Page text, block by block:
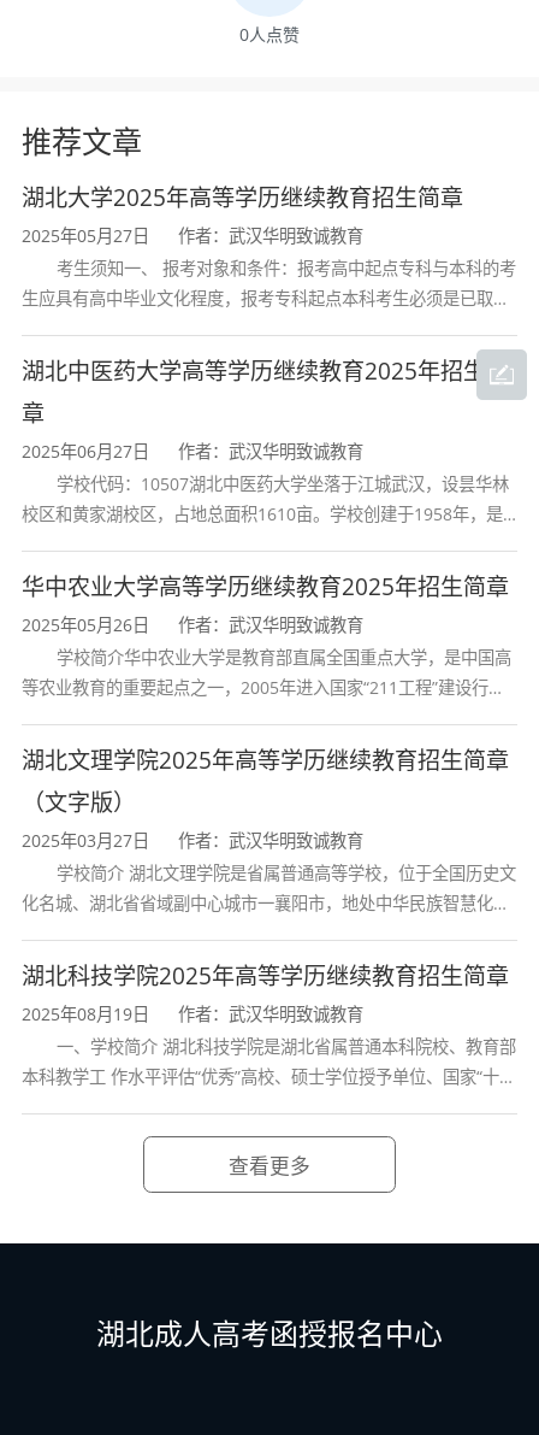
0人点赞
推荐文章
湖北大学2025年高等学历继续教育招生简章
2025年05月27日
作者：武汉华明致诚教育
考生须知一、 报考对象和条件：报考高中起点专科与本科的考
生应具有高中毕业文化程度，报考专科起点本科考生必须是已取得
构颁发的大学专科毕业证书的人
湖北中医药大学高等学历继续教育2025年招生简
章
2025年06月27日
作者：武汉华明致诚教育
学校代码：10507湖北中医药大学坐落于江城武汉，设昙华林
校区和黄家湖校区，占地总面积1610亩。学校创建于1958年，是
育和最早开办中医研究
华中农业大学高等学历继续教育2025年招生简章
2025年05月26日
作者：武汉华明致诚教育
学校简介华中农业大学是教育部直属全国重点大学，是中国高
等农业教育的重要起点之一，2005年进入国家“211工程”建设行
首轮“双一流”成效
湖北文理学院2025年高等学历继续教育招生简章
（文字版）
2025年03月27日
作者：武汉华明致诚教育
学校简介 湖北文理学院是省属普通高等学校，位于全国历史文
化名城、湖北省省域副中心城市一襄阳市，地处中华民族智慧化身
学校、全国普通
湖北科技学院2025年高等学历继续教育招生简章
2025年08月19日
作者：武汉华明致诚教育
一、学校简介 湖北科技学院是湖北省属普通本科院校、教育部
本科教学工 作水平评估“优秀”高校、硕士学位授予单位、国家“十三
查看更多
湖北成人高考函授报名中心